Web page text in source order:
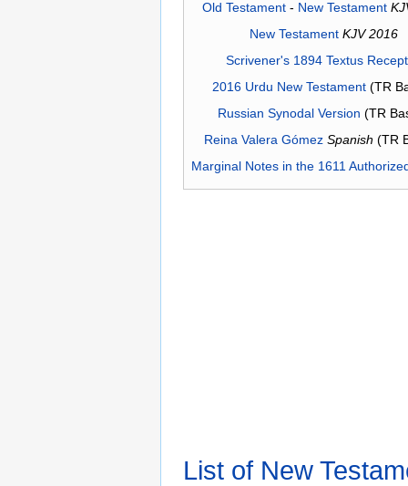
Old Testament- New Testament
New Testament KJV 2016
Scrivener's 1894 Textus
2016 Urdu New Testament(TR
Russian Synodal Version (TR
Reina Valera Gómez Spanish (TR
Marginal Notes in the 1611
List of New